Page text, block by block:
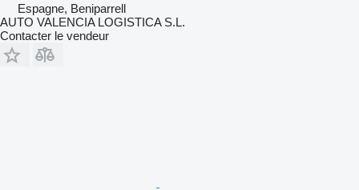
Espagne, Beniparrell
AUTO VALENCIA LOGISTICA S.L.
Contacter le vendeur